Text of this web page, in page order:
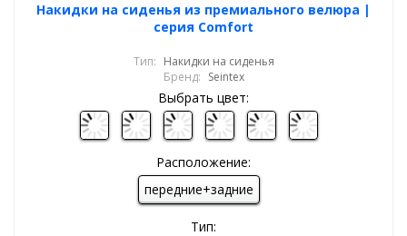
Накидки на сиденья из премиального велюра |
серия Comfort
Тип: Накидки на сиденья
Бренд: Seintex
Выбрать цвет:
Расположение:
передние+задние
Тип: